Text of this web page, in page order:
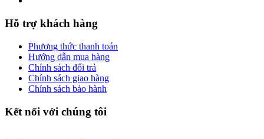
Hỗ trợ khách hàng
Phương thức thanh toán
Hướng dẫn mua hàng
Chính sách đổi trả
Chính sách giao hàng
Chính sách bảo hành
Kết nối với chúng tôi